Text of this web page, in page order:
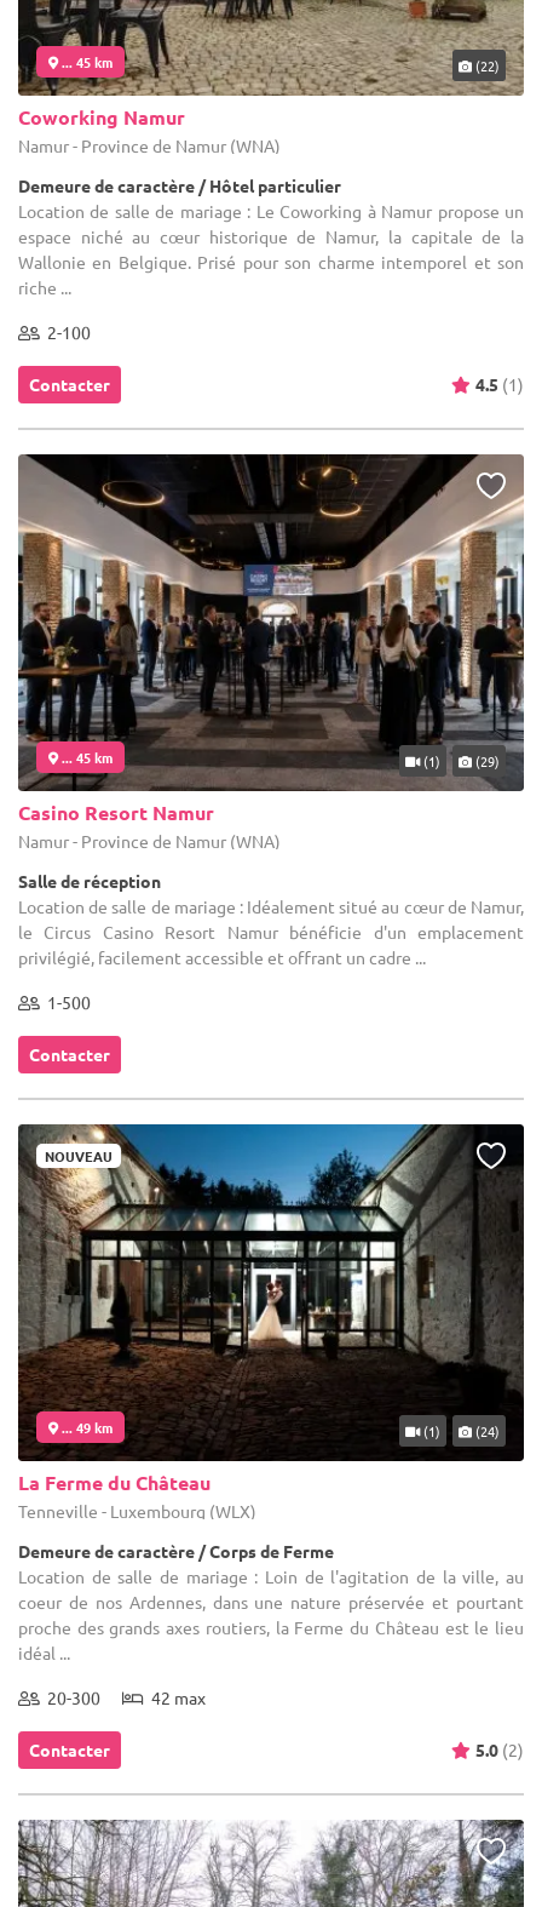
... 45 km (22)
Coworking Namur
Namur - Province de Namur (WNA)
Demeure de caractère / Hôtel particulier
Location de salle de mariage : Le Coworking à Namur propose un
espace niché au cœur historique de Namur, la capitale de la
Wallonie en Belgique. Prisé pour son charme intemporel et son
riche ...
2-100
Contacter 4.5 (1)
... 45 km (1) (29)
Casino Resort Namur
Namur - Province de Namur (WNA)
Salle de réception
Location de salle de mariage : Idéalement situé au cœur de Namur,
le Circus Casino Resort Namur bénéficie d'un emplacement
privilégié, facilement accessible et offrant un cadre ...
1-500
Contacter
NOUVEAU
... 49 km (1) (24)
La Ferme du Château
Tenneville - Luxembourg (WLX)
Demeure de caractère / Corps de Ferme
Location de salle de mariage : Loin de l'agitation de la ville, au
coeur de nos Ardennes, dans une nature préservée et pourtant
proche des grands axes routiers, la Ferme du Château est le lieu
idéal ...
20-300 42 max
Contacter 5.0 (2)